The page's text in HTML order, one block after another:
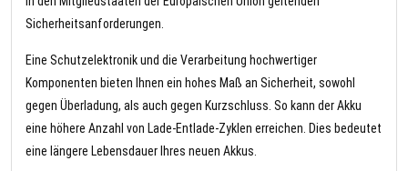
Sicherheitsanforderungen.
Eine Schutzelektronik und die Verarbeitung hochwertiger
Komponenten bieten Ihnen ein hohes Maß an Sicherheit, sowohl
gegen Überladung, als auch gegen Kurzschluss. So kann der Akku
eine höhere Anzahl von Lade-Entlade-Zyklen erreichen. Dies bedeutet
eine längere Lebensdauer Ihres neuen Akkus.